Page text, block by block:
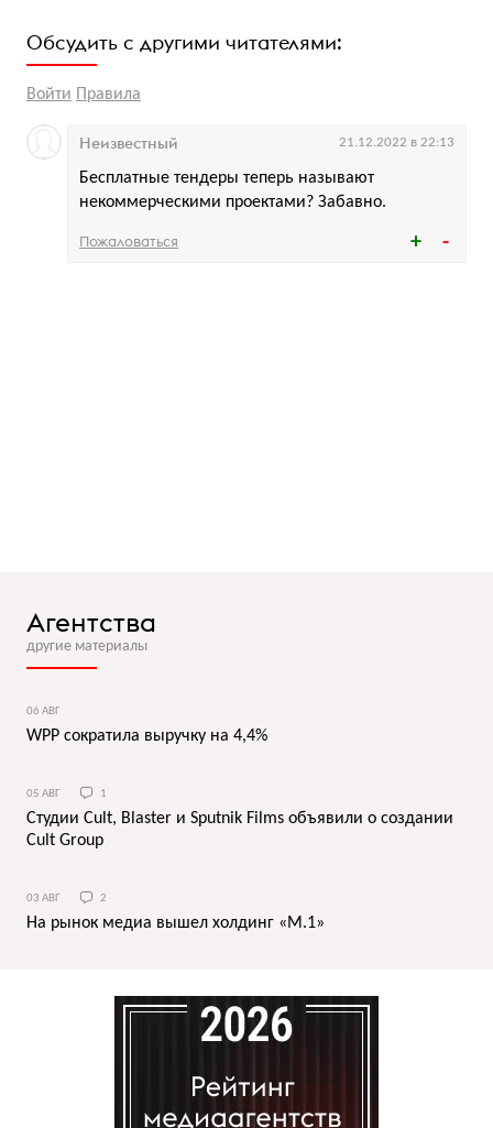
Обсудить с другими читателями:
Войти Правила
Бесплатные тендеры теперь называют
некоммерческими проектами? Забавно.
Неизвестный 21.12.2022 в 22:13
Пожаловаться
Агентства
другие материалы
06 АВГ
WPP сократила выручку на 4,4%
05 АВГ 1
Студии Cult, Blaster и Sputnik Films объявили о создании
Cult Group
03 АВГ 2
На рынок медиа вышел холдинг «М.1»